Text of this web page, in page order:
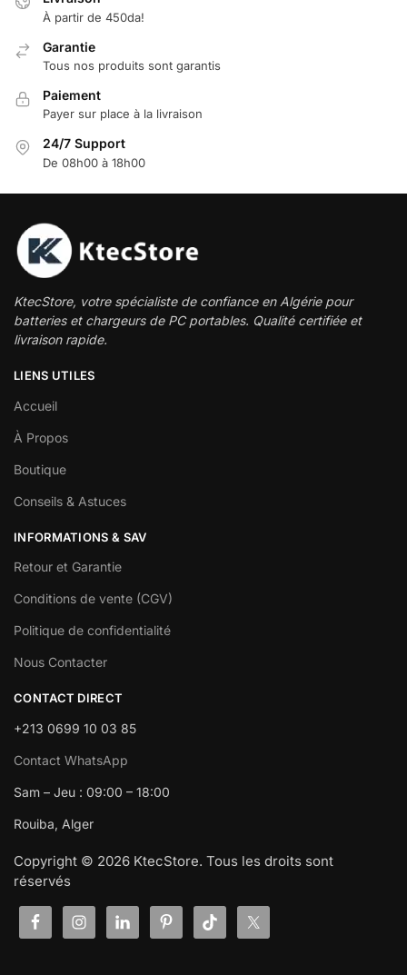
À partir de 450da!
Garantie
Tous nos produits sont garantis
Paiement
Payer sur place à la livraison
24/7 Support
De 08h00 à 18h00
KtecStore, votre spécialiste de confiance en Algérie pour
batteries et chargeurs de PC portables. Qualité certifiée et
livraison rapide.
LIENS UTILES
Accueil
À Propos
Boutique
Conseils & Astuces
INFORMATIONS & SAV
Retour et Garantie
Conditions de vente (CGV)
Politique de confidentialité
Nous Contacter
CONTACT DIRECT
+213 0699 10 03 85
Contact WhatsApp
Sam – Jeu : 09:00 – 18:00
Rouiba, Alger
Copyright © 2026 KtecStore. Tous les droits sont
réservés